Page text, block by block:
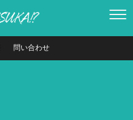
問い合わせ